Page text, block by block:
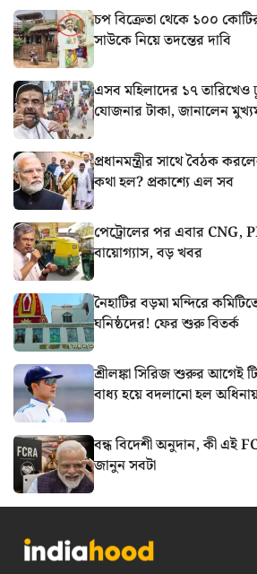
চপ বিক্রেতা থেকে ১০০
সাউকে নিয়ে তদন্তের দাবি
এসব মহিলাদের ১৭ তারিখেও
যোজনার টাকা, জানালেন
প্রধানমন্ত্রীর সাথে বৈঠক
কথা হল? প্রকাশ্যে এল সব
পেট্রোলের পর এবার CNG,
বায়োগ্যাস, বড় খবর
নৈহাটির বড়মা মন্দিরে
ঘনিষ্ঠদের! ফের শুরু বিতর্ক
শ্রীলঙ্কা সিরিজ শুরুর আগেই
বাধ্য হয়ে বদলানো হল
বন্ধ বিদেশী অনুদান, কী এই
জানুন সবটা